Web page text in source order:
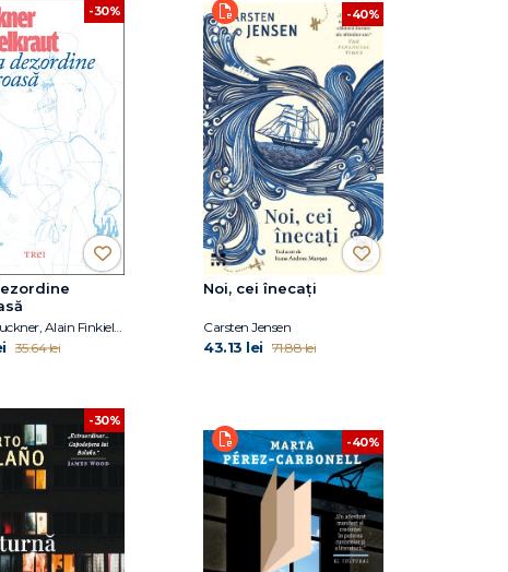
-30%
Pascal Bruckner, Alain Finkielkraut
35.64 lei
-40%
Noi, cei înecați
Carsten Jensen
43.13 lei 71.88 lei
-30%
-40%